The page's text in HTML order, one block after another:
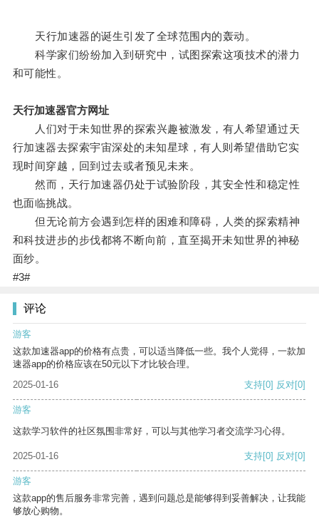
天行加速器的诞生引发了全球范围内的轰动。
科学家们纷纷加入到研究中，试图探索这项技术的潜力
和可能性。
天行加速器官方网址
人们对于未知世界的探索兴趣被激发，有人希望通过天
行加速器去探索宇宙深处的未知星球，有人则希望借助它实
现时间穿越，回到过去或者预见未来。
然而，天行加速器仍处于试验阶段，其安全性和稳定性
也面临挑战。
但无论前方会遇到怎样的困难和障碍，人类的探索精神
和科技进步的步伐都将不断向前，直至揭开未知世界的神秘
面纱。
#3#
评论
游客
这款加速器app的价格有点贵，可以适当降低一些。我个人觉得，一款加
速器app的价格应该在50元以下才比较合理。
2025-01-16
支持[0] 反对[0]
游客
这款学习软件的社区氛围非常好，可以与其他学习者交流学习心得。
2025-01-16 支持[0] 反对[0]
游客
这款app的售后服务非常完善，遇到问题总是能够得到妥善解决，让我能
够放心购物。